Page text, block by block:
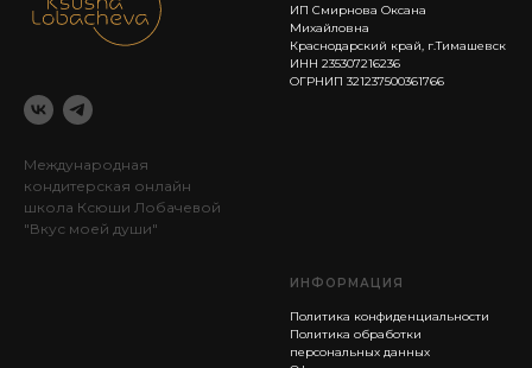
Международная
кондитерская онлайн
школа Ксюши Лобачевой
"Вкус моей души"
ИП Смирнова Оксана
Михайловна
Краснодарский край, г.Тимашевск
ИНН 235307216236
ОГРНИП 321237500361766
ИНФОРМАЦИЯ
Политика конфиденциальности
Политика обработки
персональных данных